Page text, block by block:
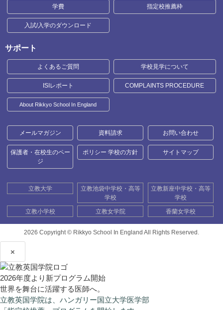
学費 指定校推薦枠
入試/入学のダウンロード
サポート
よくあるご質問 学校見学について
ISIレポート COMPLAINTS PROCEDURE
About Rikkyo School In England
メールマガジン 資料請求 お問い合わせ
保護者・在校生のペー
ジ
ポリシー 学校の方針 サイトマップ
立教大学
立教池袋中学校・高等
学校
立教新座中学校・高等
学校
立教小学校
立教女学院 香蘭女学校
2026 Copyright © Rikkyo School In England All Rights Reserved.
×
2026年度より新プログラム開始
世界を舞台に活躍する医師へ。
立教英国学院は、ハンガリー国立大学医学部